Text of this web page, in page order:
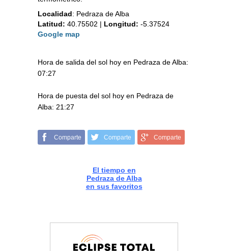
Localidad: Pedraza de Alba
Latitud: 40.75502 | Longitud: -5.37524
Google map
Hora de salida del sol hoy en Pedraza de Alba:
07:27
Hora de puesta del sol hoy en Pedraza de
Alba: 21:27
Comparte Comparte Comparte
El tiempo en
Pedraza de Alba
en sus favoritos